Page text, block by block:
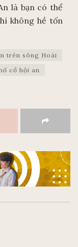
là bạn có thể
không hề tốn
trên sông Hoài
cổ hội an